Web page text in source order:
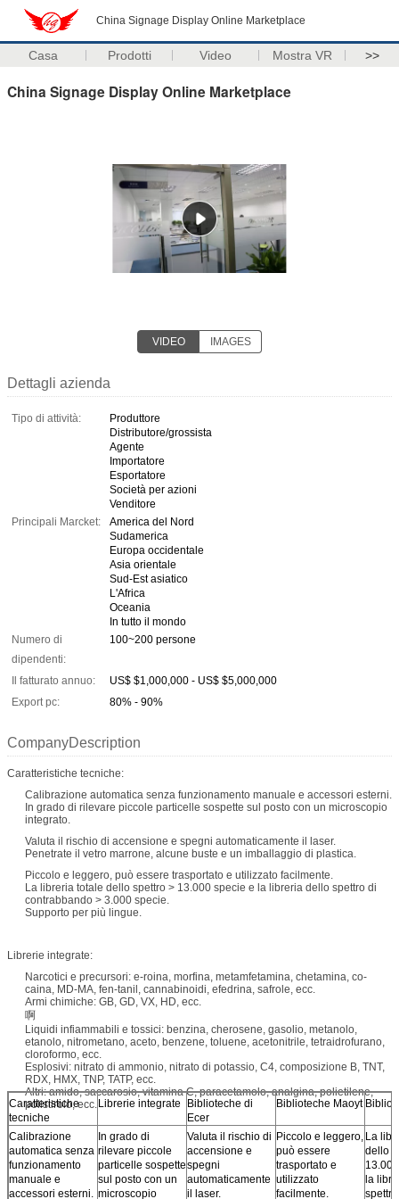
China Signage Display Online Marketplace
Casa Prodotti Video Mostra VR >>
China Signage Display Online Marketplace
VIDEO IMAGES
Dettagli azienda
Tipo di attività:
Produttore
Distributore/grossista
Agente
Importatore
Esportatore
Società per azioni
Venditore
Principali Marcket:
America del Nord
Sudamerica
Europa occidentale
Asia orientale
Sud-Est asiatico
L'Africa
Oceania
In tutto il mondo
Numero di
dipendenti:
100~200 persone
Il fatturato annuo:
US$ $1,000,000 - US$ $5,000,000
Export pc:
80% - 90%
CompanyDescription
Caratteristiche tecniche:
Calibrazione automatica senza funzionamento manuale e accessori esterni.
In grado di rilevare piccole particelle sospette sul posto con un microscopio
integrato.
Valuta il rischio di accensione e spegni automaticamente il laser.
Penetrate il vetro marrone, alcune buste e un imballaggio di plastica.
Piccolo e leggero, può essere trasportato e utilizzato facilmente.
La libreria totale dello spettro > 13.000 specie e la libreria dello spettro di
contrabbando > 3.000 specie.
Supporto per più lingue.
Librerie integrate:
Narcotici e precursori: e-roina, morfina, metamfetamina, chetamina, co-
caina, MD-MA, fen-tanil, cannabinoidi, efedrina, safrole, ecc.
Armi chimiche: GB, GD, VX, HD, ecc.
啊
Liquidi infiammabili e tossici: benzina, cherosene, gasolio, metanolo,
etanolo, nitrometano, aceto, benzene, toluene, acetonitrile, tetraidrofurano,
cloroformo, ecc.
Esplosivi: nitrato di ammonio, nitrato di potassio, C4, composizione B, TNT,
RDX, HMX, TNP, TATP, ecc.
Altri: amido, saccarosio, vitamina C, paracetamolo, analgina, polietilene,
polistirolo, ecc.
Caratteristiche
tecniche
Librerie integrate
Biblioteche di
Ecer
Biblioteche Maoyt
Calibrazione
automatica senza
funzionamento
manuale e
accessori esterni.
In grado di
rilevare piccole
particelle sospette
sul posto con un
microscopio
Valuta il rischio di
accensione e
spegni
automaticamente
il laser.
Piccolo e leggero,
può essere
trasportato e
utilizzato
facilmente.
La
dello
la